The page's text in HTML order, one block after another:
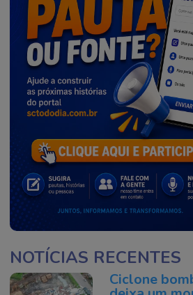
NOTÍCIAS RECENTES
Ciclone